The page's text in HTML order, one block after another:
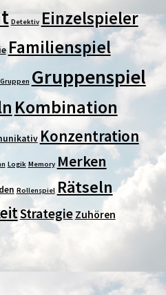
Detektiv Einzelspieler
Familienspiel
Gruppen Gruppenspiel
Kombination
Konzentration
Logik Memory Merken
Rollenspiel Rätseln
Strategie Zuhören